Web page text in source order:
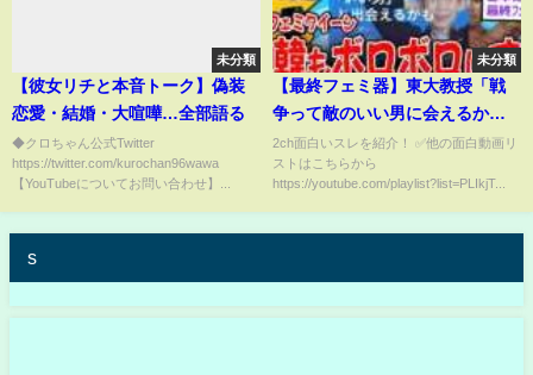
未分類
【彼女リチと本音トーク】偽装
恋愛・結婚・大喧嘩…全部語る
◆クロちゃん公式Twitter
https://twitter.com/kurochan96wawa
【YouTubeについてお問い合わせ】...
未分類
【最終フェミ器】東大教授「戦
争って敵のいい男に会えるかも
♥」⇒なぜか中韓女性も目覚めさ
せる…【2ch面白いスレ】
2ch面白いスレを紹介！ ✅他の面白動画リ
ストはこちらから
https://youtube.com/playlist?list=PLIkjT...
s